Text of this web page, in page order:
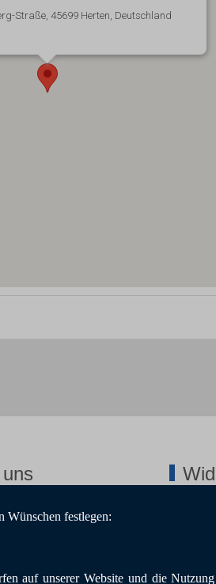
Straße, 45699 Herten, Deutschland
Wünschen festlegen:
auf unserer Website und die
Login